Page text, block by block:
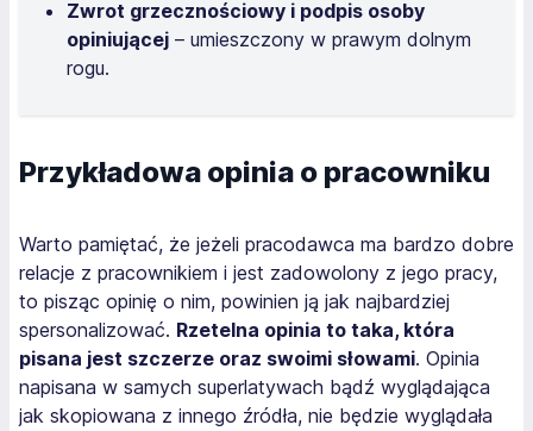
Zwrot grzecznościowy i podpis osoby
opiniującej – umieszczony w prawym dolnym
rogu.
Przykładowa opinia o pracowniku
Warto pamiętać, że jeżeli pracodawca ma bardzo dobre
relacje z pracownikiem i jest zadowolony z jego pracy,
to pisząc opinię o nim, powinien ją jak najbardziej
spersonalizować. Rzetelna opinia to taka, która
pisana jest szczerze oraz swoimi słowami. Opinia
napisana w samych superlatywach bądź wyglądająca
jak skopiowana z innego źródła, nie będzie wyglądała